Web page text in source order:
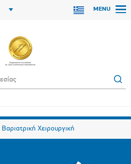
MENU
Βαριατρική Χειρουργική